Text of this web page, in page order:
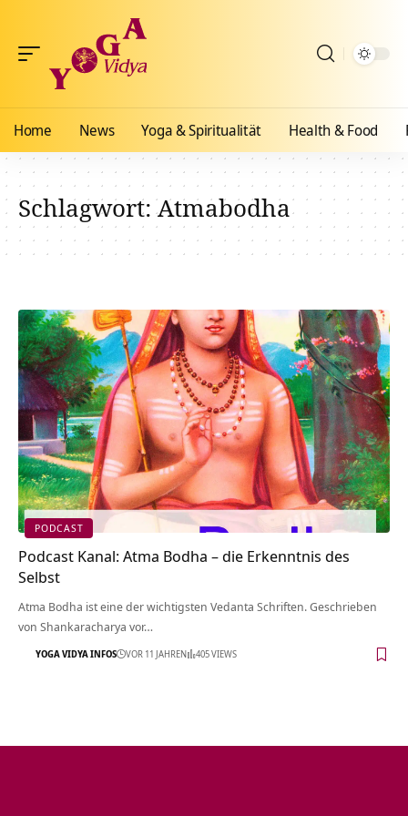
Home News Yoga & Spiritualität Health & Food
Schlagwort:Atmabodha
PODCAST
Podcast Kanal: Atma Bodha – die Erkenntnis des
Selbst
Atma Bodha ist eine der wichtigsten Vedanta Schriften. Geschrieben
von Shankaracharya vor…
YOGA VIDYA INFOS VOR 11 JAHREN 405 VIEWS